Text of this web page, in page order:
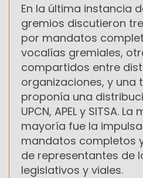
En la última instancia
gremios discutieron
por mandatos
vocalías gremiales,
compartidos entre
organizaciones, y una
proponía una
UPCN, APEL y SITSA.
mayoría fue la
mandatos completos
de representantes de
legislativos y viales.